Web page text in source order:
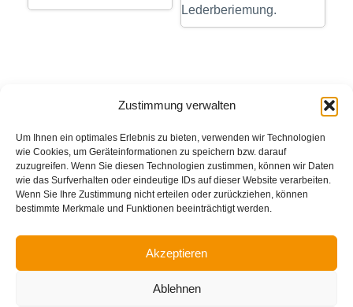
Zustimmung verwalten
Um Ihnen ein optimales Erlebnis zu bieten, verwenden wir Technologien
wie Cookies, um Geräteinformationen zu speichern bzw. darauf
zuzugreifen. Wenn Sie diesen Technologien zustimmen, können wir Daten
wie das Surfverhalten oder eindeutige IDs auf dieser Website verarbeiten.
Wenn Sie Ihre Zustimmung nicht erteilen oder zurückziehen, können
bestimmte Merkmale und Funktionen beeinträchtigt werden.
Akzeptieren
Ablehnen
Lederberiemung.
Datenschutzerklärung